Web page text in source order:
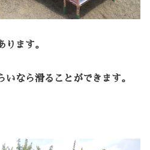
ります。
なら滑ることができます。